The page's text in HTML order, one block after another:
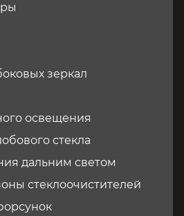
зеркал
освещения
стекла
дальним светом
стеклоочистителей